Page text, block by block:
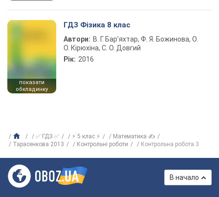
показати
обкладинку
ГДЗ Фізика 8 клас
Автори: В. Г. Бар’яхтар, Ф. Я. Божинова, О.
О. Кірюхіна, С. О. Довгий
Рік: 2016
✅ ГДЗ ✅ ⚡ 5 клас ⚡
Математика ✍
Тарасенкова 2013
Контрольні роботи Контрольна робота 3
В начало